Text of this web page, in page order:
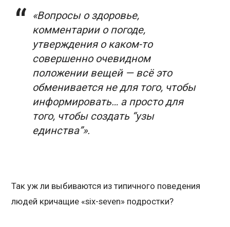
«Вопросы о здоровье,
комментарии о погоде,
утверждения о каком-то
совершенно очевидном
положении вещей — всё это
обменивается не для того, чтобы
информировать… а просто для
того, чтобы создать “узы
единства”».
Так уж ли выбиваются из типичного поведения
людей кричащие «six-seven» подростки?